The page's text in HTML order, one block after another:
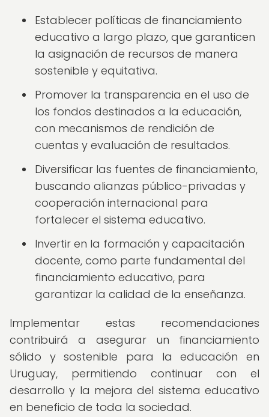
Establecer políticas de financiamiento
educativo a largo plazo, que garanticen
la asignación de recursos de manera
sostenible y equitativa.
Promover la transparencia en el uso de
los fondos destinados a la educación,
con mecanismos de rendición de
cuentas y evaluación de resultados.
Diversificar las fuentes de financiamiento,
buscando alianzas público-privadas y
cooperación internacional para
fortalecer el sistema educativo.
Invertir en la formación y capacitación
docente, como parte fundamental del
financiamiento educativo, para
garantizar la calidad de la enseñanza.
Implementar estas recomendaciones
contribuirá a asegurar un financiamiento
sólido y sostenible para la educación en
Uruguay, permitiendo continuar con el
desarrollo y la mejora del sistema educativo
en beneficio de toda la sociedad.